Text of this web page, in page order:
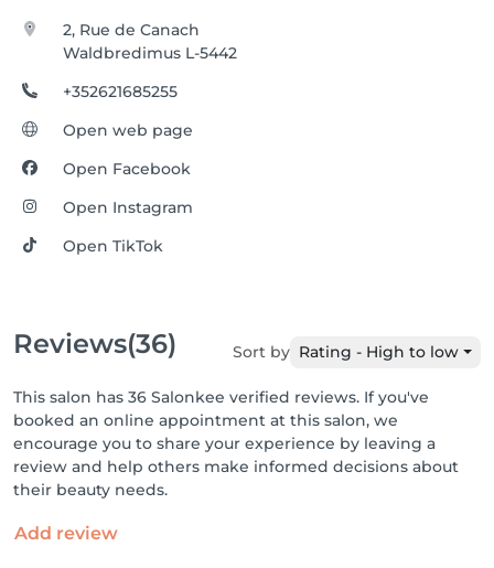
2, Rue de Canach
Waldbredimus L-5442
+352621685255
Open web page
Open Facebook
Open Instagram
Open TikTok
Reviews(36) Sort by Rating - High to low
This salon has 36 Salonkee verified reviews. If you've
booked an online appointment at this salon, we
encourage you to share your experience by leaving a
review and help others make informed decisions about
their beauty needs.
Add review